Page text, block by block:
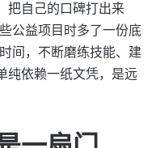
把自己的口碑打出来
公益项目时多了一份底
间，不断磨练技能、建
纯依赖一纸文凭，是远